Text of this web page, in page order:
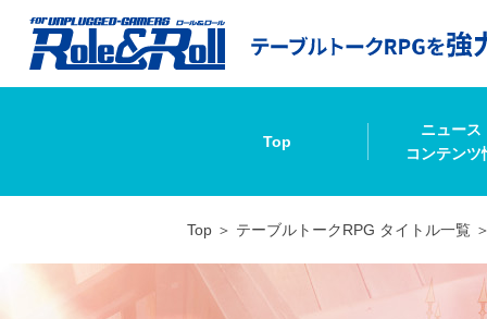
Top
ニュース
コンテンツ
Top テーブルトークRPG タイトル一覧